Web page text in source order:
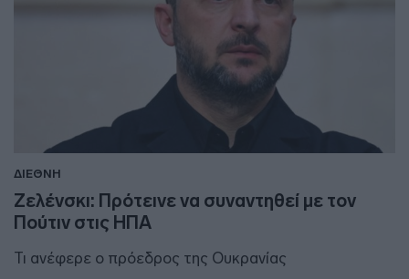
ΔΙΕΘΝΗ
Ζελένσκι: Πρότεινε να συναντηθεί με τον
Πούτιν στις ΗΠΑ
Τι ανέφερε ο πρόεδρος της Ουκρανίας